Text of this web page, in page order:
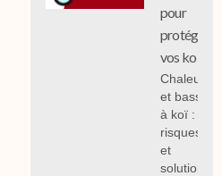
pour
protéger
vos koi
Chaleur
et bassin
à koï :
risques
et
solutions;